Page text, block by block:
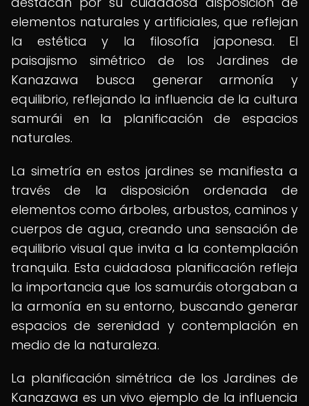
elementos naturales y artificiales, que reflejan
la estética y la filosofía japonesa. El
paisajismo simétrico de los Jardines de
Kanazawa busca generar armonía y
equilibrio, reflejando la influencia de la cultura
samurái en la planificación de espacios
naturales.
La simetría en estos jardines se manifiesta a
través de la disposición ordenada de
elementos como árboles, arbustos, caminos y
cuerpos de agua, creando una sensación de
equilibrio visual que invita a la contemplación
tranquila. Esta cuidadosa planificación refleja
la importancia que los samuráis otorgaban a
la armonía en su entorno, buscando generar
espacios de serenidad y contemplación en
medio de la naturaleza.
La planificación simétrica de los Jardines de
Kanazawa es un vivo ejemplo de la influencia